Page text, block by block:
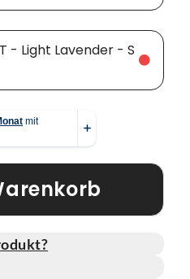
- Light Lavender - S